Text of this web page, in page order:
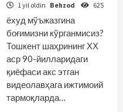
1 yil oldin Behzod 625
ёхуд мўъжазгина
боғимизни кўрганмисиз?
Тошкент шаҳрининг ХХ
аср 90-йилларидаги
қиёфаси акс этган
видеолавҳага ижтимоий
тармоқларда…